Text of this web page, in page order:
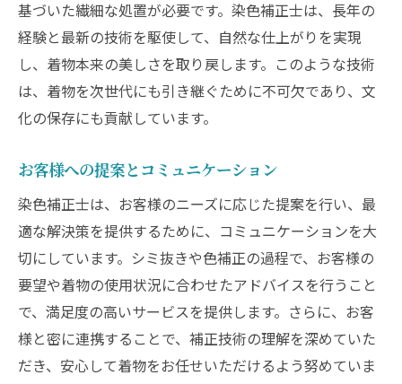
基づいた繊細な処置が必要です。染色補正士は、長年の
経験と最新の技術を駆使して、自然な仕上がりを実現
し、着物本来の美しさを取り戻します。このような技術
は、着物を次世代にも引き継ぐために不可欠であり、文
化の保存にも貢献しています。
お客様への提案とコミュニケーション
染色補正士は、お客様のニーズに応じた提案を行い、最
適な解決策を提供するために、コミュニケーションを大
切にしています。シミ抜きや色補正の過程で、お客様の
要望や着物の使用状況に合わせたアドバイスを行うこと
で、満足度の高いサービスを提供します。さらに、お客
様と密に連携することで、補正技術の理解を深めていた
だき、安心して着物をお任せいただけるよう努めていま